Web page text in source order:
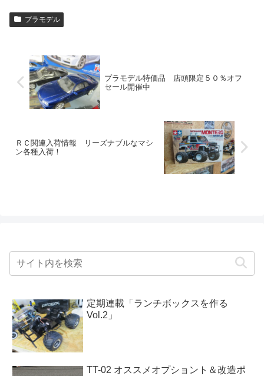
プラモデル
プラモデル特価品 店頭限定５０％オフ
セール開催中
ＲＣ関連入荷情報 リーズナブルなマシ
ン各種入荷！
定期連載「ランチボックスを作る
Vol.2」
TT-02 オススメオプショント＆改造ポ